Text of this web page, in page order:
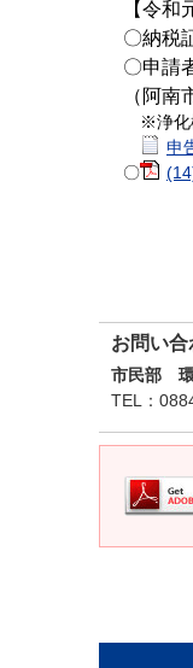
【令
〇納税
〇申請
（阿
※浄化
申
〇
お問い合
市民部
TEL
：